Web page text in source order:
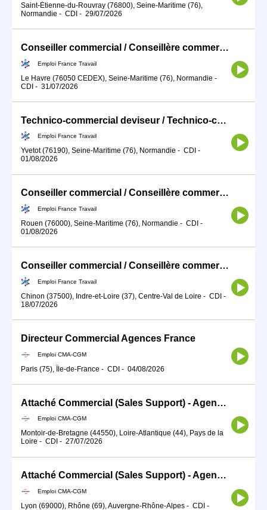
Saint-Étienne-du-Rouvray (76800), Seine-Maritime (76),
Normandie - CDI - 29/07/2026
Conseiller commercial / Conseillère commerciale auprès d'une clie (H/F)
Emploi France Travail
Le Havre (76050 CEDEX), Seine-Maritime (76), Normandie -
CDI - 31/07/2026
Technico-commercial deviseur / Technico-commerciale deviseuse (H/F)
Emploi France Travail
Yvetot (76190), Seine-Maritime (76), Normandie - CDI -
01/08/2026
Conseiller commercial / Conseillère commerciale auprès d'une clie (H/F)
Emploi France Travail
Rouen (76000), Seine-Maritime (76), Normandie - CDI -
01/08/2026
Conseiller commercial / Conseillère commerciale en véhicules ou b (H/F)
Emploi France Travail
Chinon (37500), Indre-et-Loire (37), Centre-Val de Loire - CDI -
18/07/2026
Directeur Commercial Agences France
Emploi CMA-CGM
Paris (75), Île-de-France - CDI - 04/08/2026
Attaché Commercial (Sales Support) - Agence Montoir
Emploi CMA-CGM
Montoir-de-Bretagne (44550), Loire-Atlantique (44), Pays de la
Loire - CDI - 27/07/2026
Attaché Commercial (Sales Support) - Agence Lyon
Emploi CMA-CGM
Lyon (69000), Rhône (69), Auvergne-Rhône-Alpes - CDI -